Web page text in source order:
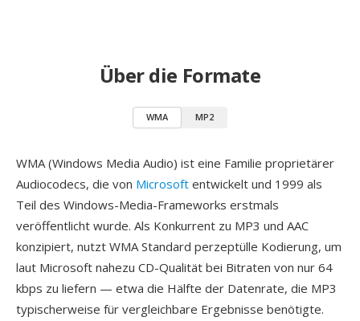
Über die Formate
WMA MP2
WMA (Windows Media Audio) ist eine Familie proprietärer
Audiocodecs, die von Microsoft entwickelt und 1999 als
Teil des Windows-Media-Frameworks erstmals
veröffentlicht wurde. Als Konkurrent zu MP3 und AAC
konzipiert, nutzt WMA Standard perzeptülle Kodierung, um
laut Microsoft nahezu CD-Qualität bei Bitraten von nur 64
kbps zu liefern — etwa die Hälfte der Datenrate, die MP3
typischerweise für vergleichbare Ergebnisse benötigte.